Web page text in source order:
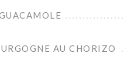
AU CHORIZO